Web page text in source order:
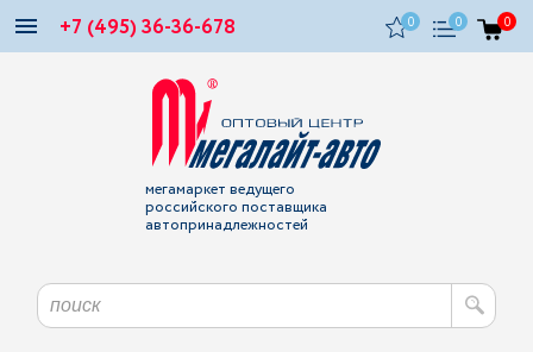
+7 (495) 36-36-678 0 0 0
мегамаркет ведущего
российского поставщика
автопринадлежностей